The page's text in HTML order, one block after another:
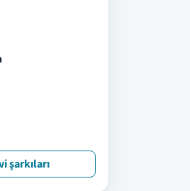
şarkıları